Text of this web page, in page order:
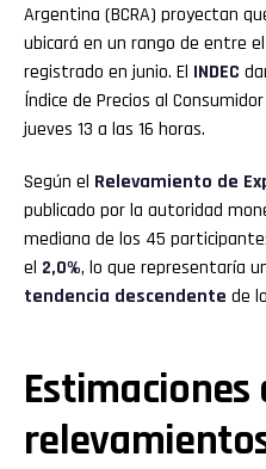
Argentina (BCRA) proyectan
ubicará en un rango de entre el
registrado en junio. El INDEC
Índice de Precios al
jueves 13 a las 16 horas.
Según el Relevamiento de
publicado por la autoridad
mediana de los 45
el 2,0%, lo que representaría
tendencia descendente de
Estimaciones